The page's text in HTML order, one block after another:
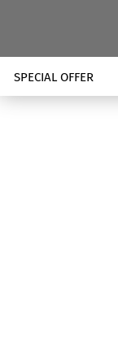
SPECIAL OFFER